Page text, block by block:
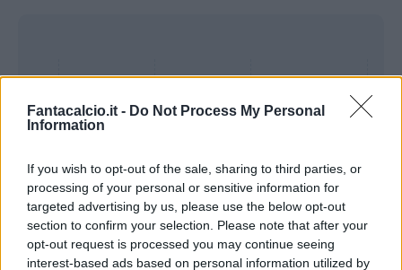
Fantacalcio.it - Do Not Process My Personal
Information
If you wish to opt-out of the sale, sharing to third parties, or
processing of your personal or sensitive information for
targeted advertising by us, please use the below opt-out
section to confirm your selection. Please note that after your
opt-out request is processed you may continue seeing
interest-based ads based on personal information utilized by